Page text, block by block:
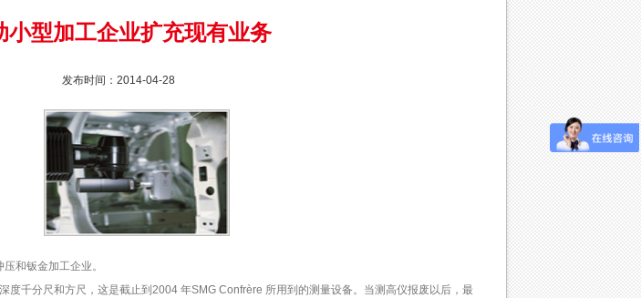
小型加工企业扩充现有业务
发布时间：2014-04-28
和钣金加工企业。
度千分尺和方尺，这是截止到2004 年SMG Confrère 所用到的测量设备。当测高仪报废以后，最